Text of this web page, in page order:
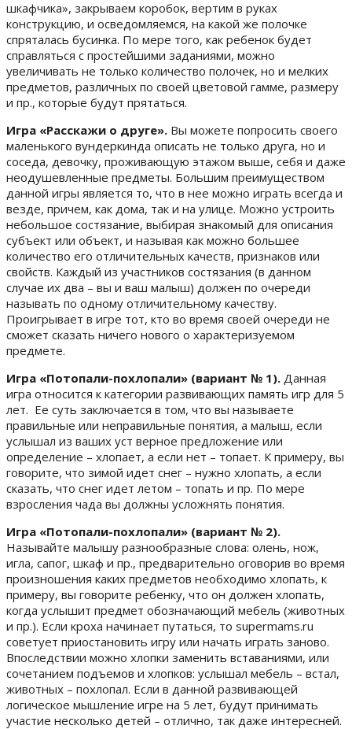
шкафчика», закрываем коробок, вертим в руках
конструкцию, и осведомляемся, на какой же полочке
спряталась бусинка. По мере того, как ребенок будет
справляться с простейшими заданиями, можно
увеличивать не только количество полочек, но и мелких
предметов, различных по своей цветовой гамме, размеру
и пр., которые будут прятаться.
Игра «Расскажи о друге». Вы можете попросить своего
маленького вундеркинда описать не только друга, но и
соседа, девочку, проживающую этажом выше, себя и даже
неодушевленные предметы. Большим преимуществом
данной игры является то, что в нее можно играть всегда и
везде, причем, как дома, так и на улице. Можно устроить
небольшое состязание, выбирая знакомый для описания
субъект или объект, и называя как можно большее
количество его отличительных качеств, признаков или
свойств. Каждый из участников состязания (в данном
случае их два – вы и ваш малыш) должен по очереди
называть по одному отличительному качеству.
Проигрывает в игре тот, кто во время своей очереди не
сможет сказать ничего нового о характеризуемом
предмете.
Игра «Потопали-похлопали» (вариант № 1). Данная
игра относится к категории развивающих память игр для 5
лет. Ее суть заключается в том, что вы называете
правильные или неправильные понятия, а малыш, если
услышал из ваших уст верное предложение или
определение – хлопает, а если нет – топает. К примеру, вы
говорите, что зимой идет снег – нужно хлопать, а если
сказать, что снег идет летом – топать и пр. По мере
взросления чада вы должны усложнять понятия.
Игра «Потопали-похлопали» (вариант № 2).
Называйте малышу разнообразные слова: олень, нож,
игла, сапог, шкаф и пр., предварительно оговорив во время
произношения каких предметов необходимо хлопать, к
примеру, вы говорите ребенку, что он должен хлопать,
когда услышит предмет обозначающий мебель (животных
и пр.). Если кроха начинает путаться, то supermams.ru
советует приостановить игру или начать играть заново.
Впоследствии можно хлопки заменить вставаниями, или
сочетанием подъемов и хлопков: услышал мебель – встал,
животных – похлопал. Если в данной развивающей
логическое мышление игре на 5 лет, будут принимать
участие несколько детей – отлично, так даже интересней.